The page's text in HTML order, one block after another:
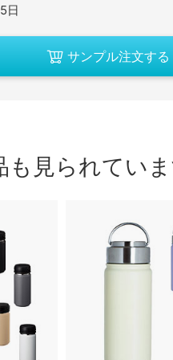
日
サンプル注文する
も見られてい